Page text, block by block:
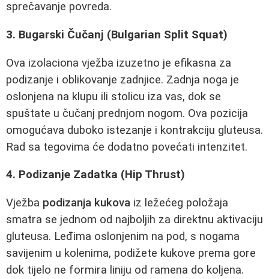
sprečavanje povreda.
3. Bugarski Čučanj (Bulgarian Split Squat)
Ova izolaciona vježba izuzetno je efikasna za
podizanje i oblikovanje zadnjice. Zadnja noga je
oslonjena na klupu ili stolicu iza vas, dok se
spuštate u čučanj prednjom nogom. Ova pozicija
omogućava duboko istezanje i kontrakciju gluteusa.
Rad sa tegovima će dodatno povećati intenzitet.
4. Podizanje Zadatka (Hip Thrust)
Vježba podizanja kukova iz ležećeg položaja
smatra se jednom od najboljih za direktnu aktivaciju
gluteusa. Leđima oslonjenim na pod, s nogama
savijenim u kolenima, podižete kukove prema gore
dok tijelo ne formira liniju od ramena do koljena.